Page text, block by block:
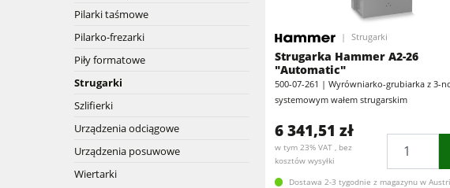
Obrabiarki 5-czynnościowe Centra
Szlifierki
Szlifierki taśmowe & Szlifierki do krawędzi Szlifierki
Pilarki taśmowe
Piły formatowe Strugarki
Frezarki dolnowrzecionowe
Obrabiarki wieloczynnościowe Centra
Pilarki taśmowe Wiertarki
Pilarki taśmowe
Pilarko-frezarki
Piły formatowe
Strugarki
Szlifierki
Urządzenia odciągowe
Urządzenia posuwowe
Wiertarki
Strugarki
Strugarka Hammer A2-26
"Automatic"
500-07-261 | Wyrówniarko-grubiarka z 3-
systemowym wałem strugarskim
6 341,51 zł
w tym 23% VAT , bez
kosztów wysyłki
Dostawa 2-3 tygodnie z magazynu w